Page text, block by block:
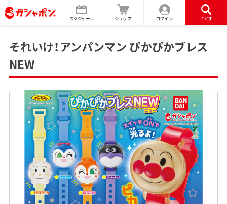
スケジュール ショップ ログイン さがす
それいけ！アンパンマン ぴかぴかブレス
NEW